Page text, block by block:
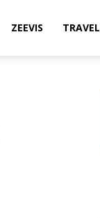
ZEEVIS TRAVEL